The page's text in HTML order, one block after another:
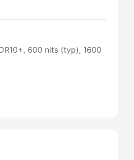
600 nits (typ), 1600